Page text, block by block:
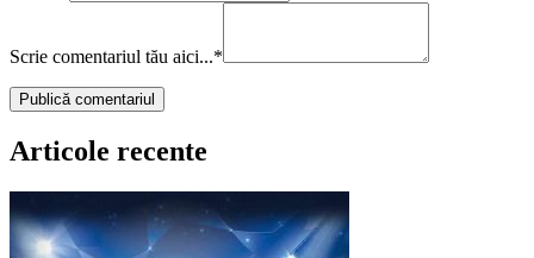
Scrie comentariul tău aici...*
Articole recente